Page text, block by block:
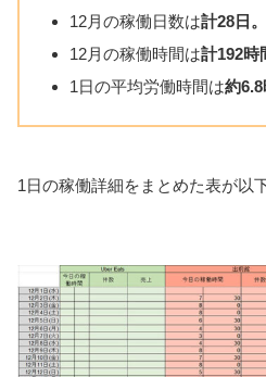
12月の稼働日数は計28日。
12月の稼働時間は計192時
1日の平均労働時間は約6.8
1日の稼働詳細をまとめた表が以